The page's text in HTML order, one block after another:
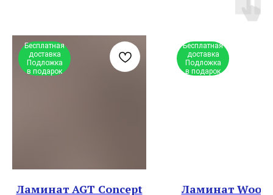
Бесплатная
доставка
Подложка
в подарок
Ламинат AGT Concept
Бесплатная
доставка
Подложка
в подарок
Ламинат